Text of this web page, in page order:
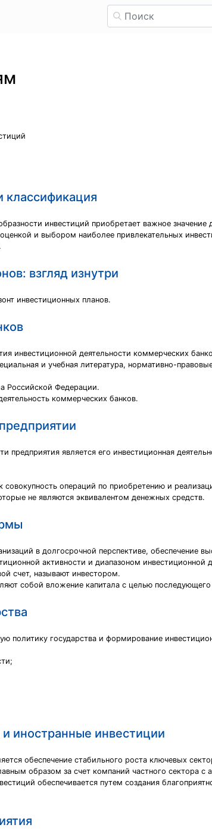
классификация
инвестиций приобретает важное
и выбором наиболее привлекательных
взгляд изнутри
инвестиционных планов.
инвестиционной деятельности коммерческих
и учебная литература, нормативно-
Российской Федерации.
коммерческих банков.
предприятия является его инвестиционная
операций по приобретению и
не являются эквивалентом денежных средств.
в долгосрочной перспективе, обеспечение
активности и диапазоном
счет, называют инвестором.
собой вложение капитала с целью последующего
политику государства и формирование
иностранные инвестиции
обеспечение стабильного роста ключевых
образом за счет компаний частного сектора с
обеспечивается путем создания